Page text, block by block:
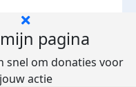
pagina
snel om donaties voor
jouw actie